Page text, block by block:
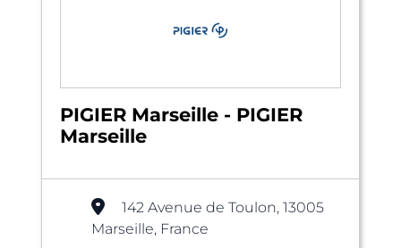
PIGIER Marseille - PIGIER
Marseille
142 Avenue de Toulon, 13005
Marseille, France